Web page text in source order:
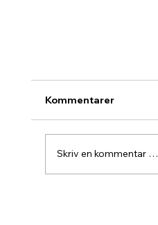
Kommentarer
Skriv en kommentar …